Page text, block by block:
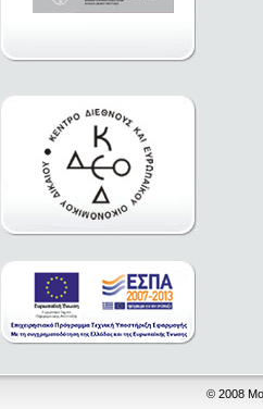
© 2008